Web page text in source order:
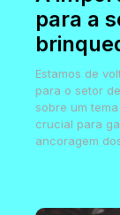
para a
Estamos de
para o setor
sobre um
crucial para
ancoragem